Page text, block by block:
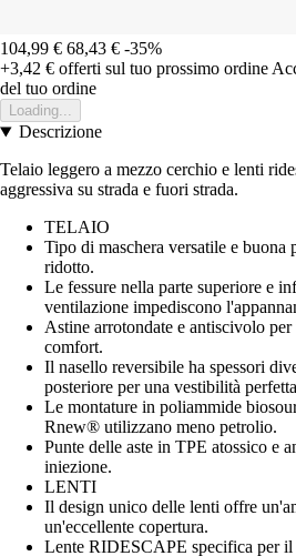
104,99 € 68,43 € -35%
+3,42 € offerti sul tuo prossimo ordine
del tuo ordine
Loading...
Descrizione
Telaio leggero a mezzo cerchio e lenti
aggressiva su strada e fuori strada.
TELAIO
Tipo di maschera versatile e buona
ridotto.
Le fessure nella parte superiore e
ventilazione impediscono
Astine arrotondate e antiscivolo
comfort.
Il nasello reversibile ha spessori
posteriore per una vestibilità
Le montature in poliammide
Rnew® utilizzano meno petrolio.
Punte delle aste in TPE atossico e
iniezione.
LENTI
Il design unico delle lenti offre
un'eccellente copertura.
Lente RIDESCAPE specifica per